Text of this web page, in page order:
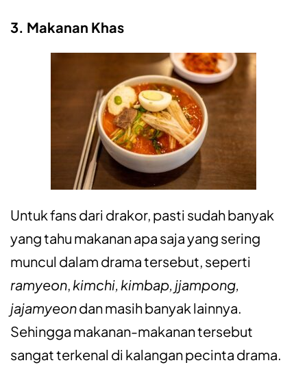
3. Makanan Khas
Untuk fans dari drakor, pasti sudah banyak
yang tahu makanan apa saja yang sering
muncul dalam drama tersebut, seperti
ramyeon, kimchi, kimbap, jjampong,
jajamyeondan masih banyak lainnya.
Sehingga makanan-makanan tersebut
sangat terkenal di kalangan pecinta drama.